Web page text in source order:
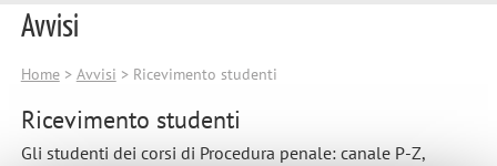
Avvisi
Home> Avvisi > Ricevimento studenti
Ricevimento studenti
Gli studenti dei corsi di Procedura penale: canale P-Z,